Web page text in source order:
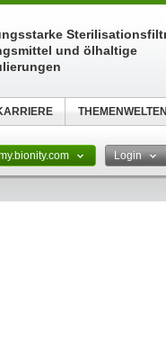
Login
und ölhaltige
THEMENWELTEN